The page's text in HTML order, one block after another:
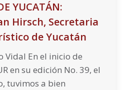
YUCATÁN:
Hirsch, Secretaria
de Yucatán
Vidal En el inicio de
en su edición No. 39, el
tuvimos a bien